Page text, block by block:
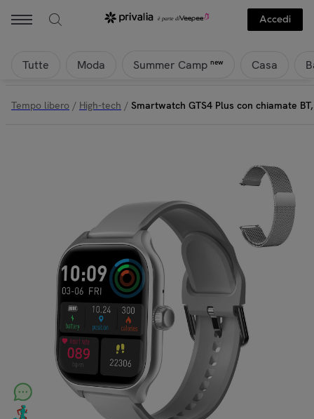
Accedi
Tutte Moda Summer Camp new Casa
Tempo libero / High-tech / Smartwatch GTS4 Plus con chiamate